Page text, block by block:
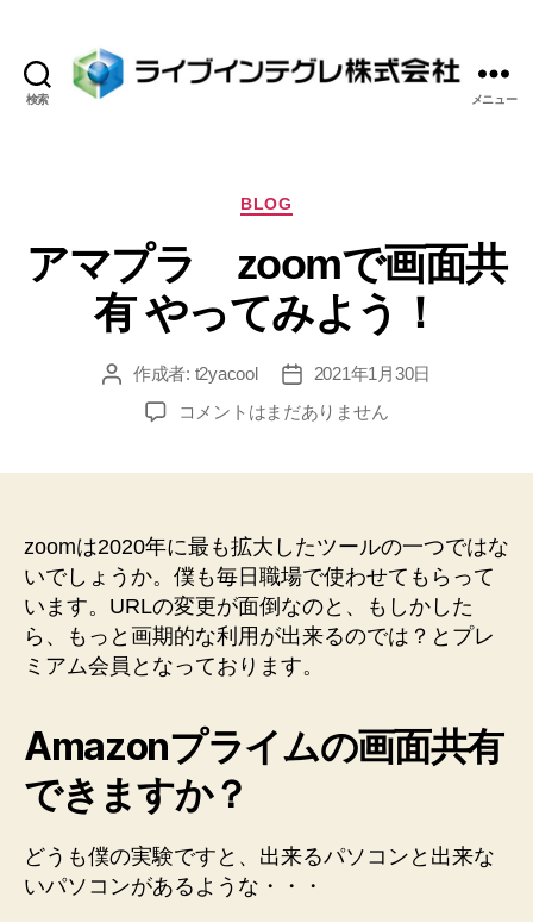
検索
イ
テ
グ
レ
株
会
社
メニュー
カ
ゴ
リ
ー
BLOG
アマプラ zoomで画面共
有 やってみよう！
投 作成者: t2yacool
投
稿
2021年1月30日
ア
で
画
面
共
有
や
み
よ
う！
の
コメントはまだありません
zoomは2020年に最も拡大したツールの一つではな
いでしょうか。僕も毎日職場で使わせてもらって
います。URLの変更が面倒なのと、もしかした
ら、もっと画期的な利用が出来るのでは？とプレ
ミアム会員となっております。
Amazonプライムの画面共有
できますか？
どうも僕の実験ですと、出来るパソコンと出来な
いパソコンがあるような・・・